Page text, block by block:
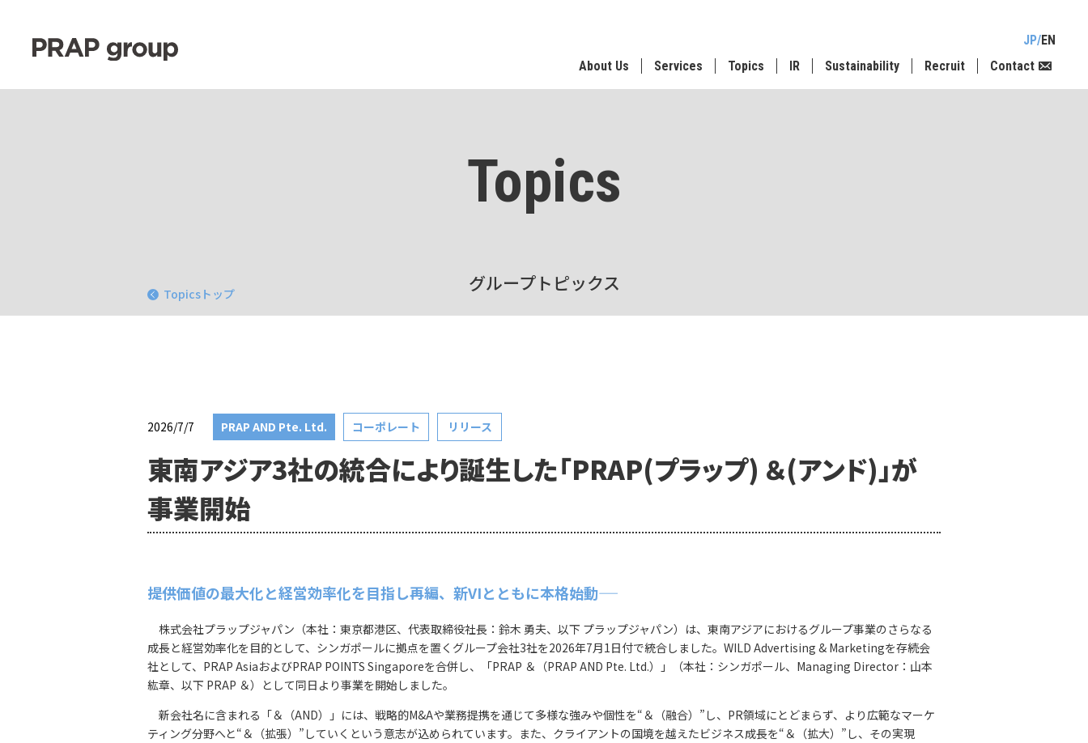
JP EN
About Us
Services Topics IR Sustainability Recruit Contact
Topics
グループトピックス
Topicsトップ
2026/7/7 PRAP AND Pte. Ltd. コーポレート リリース
東南アジア3社の統合により誕生した「PRAP(プラップ) ＆(アンド)」が
事業開始
――提供価値の最大化と経営効率化を目指し再編、新VIとともに本格始動――
株式会社プラップジャパン（本社：東京都港区、代表取締役社長：鈴木 勇夫、以下 プラップジャパン）は、東南アジアにおけるグループ事業のさらなる
成長と経営効率化を目的として、シンガポールに拠点を置くグループ会社3社を2026年7月1日付で統合しました。WILD Advertising & Marketingを存続会
社として、PRAP AsiaおよびPRAP POINTS Singaporeを合併し、「PRAP ＆（PRAP AND Pte. Ltd.）」（本社：シンガポール、Managing Director：山本
紘章、以下 PRAP ＆）として同日より事業を開始しました。
新会社名に含まれる「＆（AND）」には、戦略的M&Aや業務提携を通じて多様な強みや個性を“＆（融合）”し、PR領域にとどまらず、より広範なマーケ
ティング分野へと“＆（拡張）”していくという意志が込められています。また、クライアントの国境を越えたビジネス成⻑を“＆（拡大）”し、その実現